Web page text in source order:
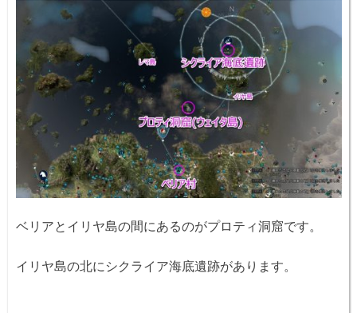
ベリアとイリヤ島の間にあるのがプロティ洞窟です。
イリヤ島の北にシクライア海底遺跡があります。